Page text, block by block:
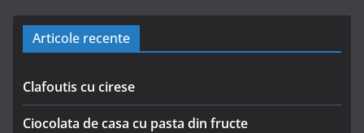
Articole recente
Clafoutis cu cirese
Ciocolata de casa cu pasta din fructe